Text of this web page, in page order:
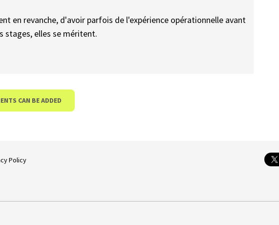
en revanche, d'avoir parfois de l'expérience opérationnelle avant
stages, elles se méritent.
CAN BE ADDED
Policy